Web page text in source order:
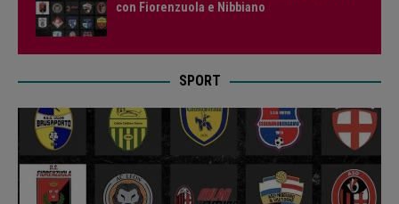
con Fiorenzuola e Nibbiano
SPORT